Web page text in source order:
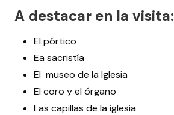
A destacar en la visita:
El pórtico
Ea sacristía
El museo de la Iglesia
El coro y el órgano
Las capillas de la iglesia